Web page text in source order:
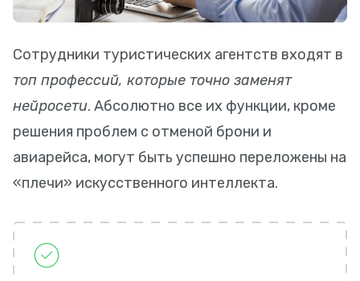
Сотрудники туристических агентств входят в
топ профессий, которые точно заменят
нейросети. Абсолютно все их функции, кроме
решения проблем с отменой брони и
авиарейса, могут быть успешно переложены на
«плечи» искусственного интеллекта.